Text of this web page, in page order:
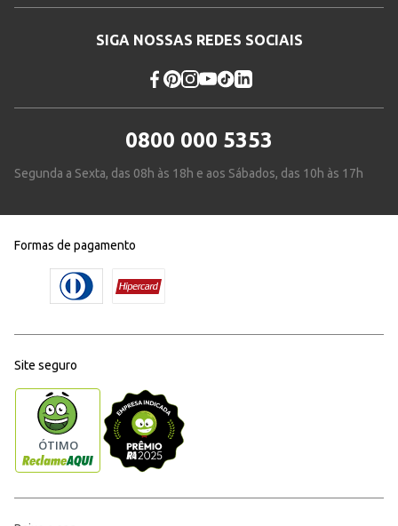
SIGA NOSSAS REDES SOCIAIS
0800 000 5353
Segunda a Sexta, das 08h às 18h e aos Sábados, das 10h às 17h
Formas de pagamento
Site seguro